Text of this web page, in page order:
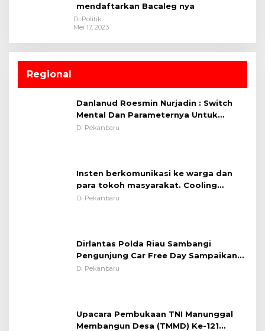
mendaftarkan Bacaleg nya
Di Politik
Mei 17, 2023
Regional
Danlanud Roesmin Nurjadin : Switch
Mental Dan Parameternya Untuk
Melaksanakan ✈
Di Pekanbaru
System OMP LK ²024 Polsek Rumbai,
Kapolsek Iptu SAID ; Tekankan
Pentingnya Memelihara dan Menjaga
Di Pekanbaru
Pesan Edukasi Kamtibmas &
Kamseltibcarlantas
Di Pekanbaru
Upacara Pembukaan TNI Manunggal